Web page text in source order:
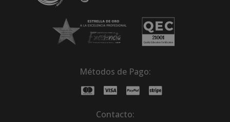
Métodos de Pago:
Contacto: